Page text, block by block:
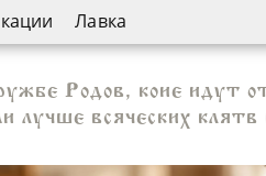
Лавка
Родов, коие идут
всяческих